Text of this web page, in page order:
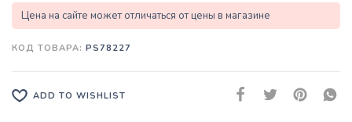
Цена на сайте может отличаться от цены в магазине
КОД ТОВАРА: PS78227
ADD TO WISHLIST